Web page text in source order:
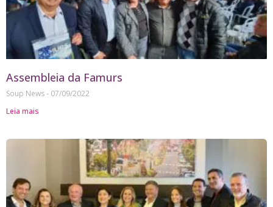
Assembleia da Famurs
Soup News
07/09/2022
Leia mais